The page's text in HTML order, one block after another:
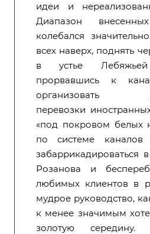
идеи и
Диапазон
колебался
всех наверх, поднять
в устье
прорвавшись к
организовать
перевозки
«под покровом белых
по системе каналов
забаррикадироваться
Розанова и
любимых клиентов в
мудрое руководство,
к менее значимым
золотую